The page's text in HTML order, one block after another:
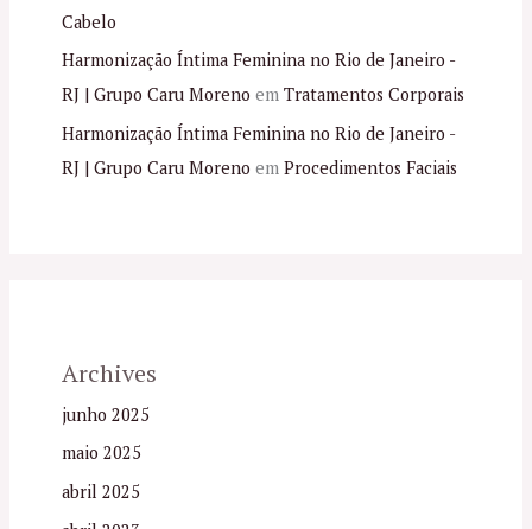
Cabelo
Harmonização Íntima Feminina no Rio de Janeiro -
RJ | Grupo Caru Moreno em Tratamentos Corporais
Harmonização Íntima Feminina no Rio de Janeiro -
RJ | Grupo Caru Moreno em Procedimentos Faciais
Archives
junho 2025
maio 2025
abril 2025